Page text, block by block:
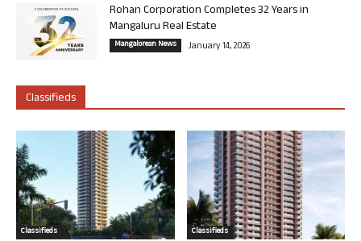
Rohan Corporation Completes 32 Years in
Mangaluru Real Estate
Mangalorean News January 14, 2026
Classifieds
Classifieds Classifieds